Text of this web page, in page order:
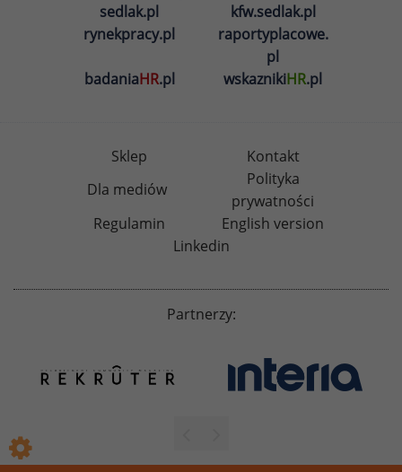
sedlak.pl
kfw.sedlak.pl
rynekpracy.pl
raportyplacowe.
pl
badaniaHR.pl wskaznikiHR.pl
Sklep
Kontakt
Dla mediów
Polityka
prywatności
Regulamin
English version
Linkedin
Partnerzy: